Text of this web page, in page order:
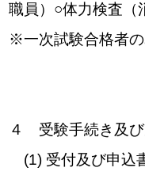
職員）○体力検査（
※一次試験合格者
４ 受験手続き及び
(1) 受付及び申込